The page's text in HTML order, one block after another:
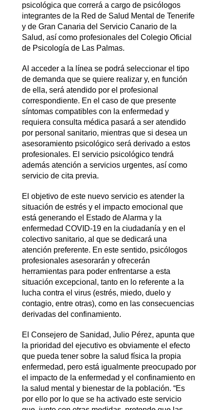
psicológica que correrá a cargo de psicólogos
integrantes de la Red de Salud Mental de Tenerife
y de Gran Canaria del Servicio Canario de la
Salud, así como profesionales del Colegio Oficial
de Psicología de Las Palmas.
Al acceder a la línea se podrá seleccionar el tipo
de demanda que se quiere realizar y, en función
de ella, será atendido por el profesional
correspondiente. En el caso de que presente
síntomas compatibles con la enfermedad y
requiera consulta médica pasará a ser atendido
por personal sanitario, mientras que si desea un
asesoramiento psicológico será derivado a estos
profesionales. El servicio psicológico tendrá
además atención a servicios urgentes, así como
servicio de cita previa.
El objetivo de este nuevo servicio es atender la
situación de estrés y el impacto emocional que
está generando el Estado de Alarma y la
enfermedad COVID-19 en la ciudadanía y en el
colectivo sanitario, al que se dedicará una
atención preferente. En este sentido, psicólogos
profesionales asesorarán y ofrecerán
herramientas para poder enfrentarse a esta
situación excepcional, tanto en lo referente a la
lucha contra el virus (estrés, miedo, duelo y
contagio, entre otras), como en las consecuencias
derivadas del confinamiento.
El Consejero de Sanidad, Julio Pérez, apunta que
la prioridad del ejecutivo es obviamente el efecto
que pueda tener sobre la salud física la propia
enfermedad, pero está igualmente preocupado por
el impacto de la enfermedad y el confinamiento en
la salud mental y bienestar de la población. “Es
por ello por lo que se ha activado este servicio